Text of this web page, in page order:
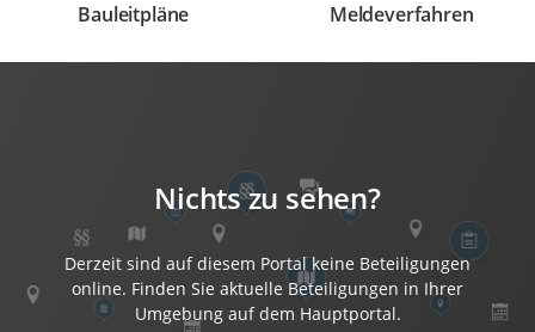
Bauleitpläne Meldeverfahren
Nichts zu sehen?
Derzeit sind auf diesem Portal keine Beteiligungen
online. Finden Sie aktuelle Beteiligungen in Ihrer
Umgebung auf dem Hauptportal.